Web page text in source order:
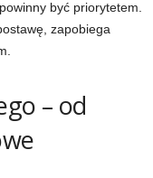
być priorytetem.
zapobiega
– od